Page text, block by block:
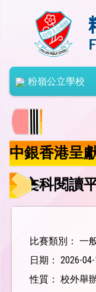
粉嶺公立學校
中銀香港呈
人文科閱讀
比賽類別： 一
日期： 2026-
性質： 校外舉